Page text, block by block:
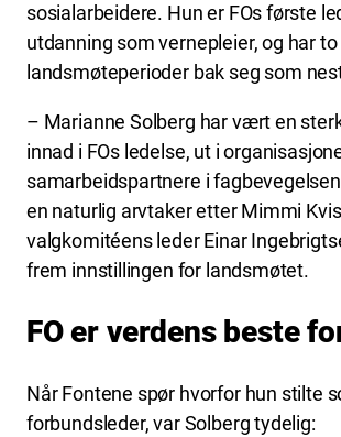
sosialarbeidere. Hun er FOs første
utdanning som vernepleier, og har to
landsmøteperioder bak seg som
– Marianne Solberg har vært en
innad i FOs ledelse, ut i
samarbeidspartnere i
en naturlig arvtaker etter Mimmi
valgkomitéens leder Einar
frem innstillingen for landsmøtet.
FO er verdens beste
Når Fontene spør hvorfor hun stilte
forbundsleder, var Solberg tydelig: